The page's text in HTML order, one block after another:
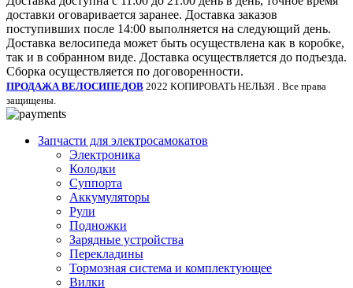
доставки оговаривается заранее. Доставка заказов
поступивших после 14:00 выполняется на следующий день.
Доставка велосипеда может быть осуществлена как в коробке,
так и в собранном виде. Доставка осуществляется до подъезда.
Сборка осуществляется по договоренности.
ПРОДАЖА ВЕЛОСИПЕДОВ 2022 КОПИРОВАТЬ НЕЛЬЗЯ . Все права
защищены.
Запчасти для электросамокатов
Электроника
Колодки
Суппорта
Аккумуляторы
Рули
Подножки
Зарядные устройства
Перекладины
Тормозная система и комплектующее
Вилки